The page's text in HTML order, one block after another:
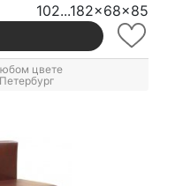
102...182x68x85
цвете